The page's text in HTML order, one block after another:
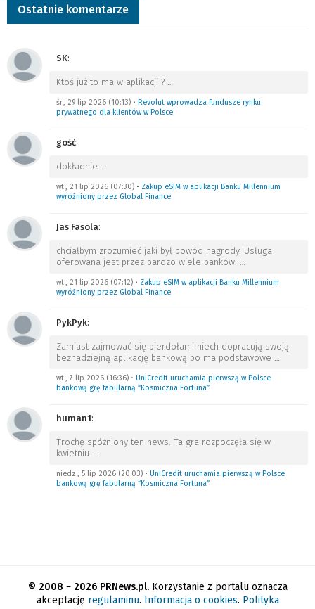
Ostatnie komentarze
SK:
Ktoś już to ma w aplikacji ?
śr., 29 lip 2026 (10:13) • Revolut wprowadza fundusze rynku
prywatnego dla klientów w Polsce
gość:
dokładnie
wt., 21 lip 2026 (07:30) • Zakup eSIM w aplikacji Banku Millennium
wyróżniony przez Global Finance
Jas Fasola:
chciałbym zrozumieć jaki był powód nagrody. Usługa
oferowana jest przez bardzo wiele banków.
wt., 21 lip 2026 (07:12) • Zakup eSIM w aplikacji Banku Millennium
wyróżniony przez Global Finance
PykPyk:
Zamiast zajmować się pierdołami niech dopracują swoją
beznadziejną aplikację bankową bo ma podstawowe
wt., 7 lip 2026 (16:36) • UniCredit uruchamia pierwszą w Polsce
bankową grę fabularną “Kosmiczna Fortuna”
human1:
Trochę spóźniony ten news. Ta gra rozpoczęła się w
kwietniu.
niedz., 5 lip 2026 (20:03) • UniCredit uruchamia pierwszą w Polsce
bankową grę fabularną “Kosmiczna Fortuna”
© 2008 − 2026 PRNews.pl.Korzystanie z portalu oznacza
akceptację regulaminu. Informacja o cookies. Polityka